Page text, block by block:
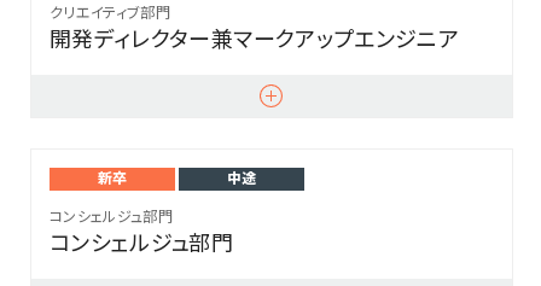
クリエイティブ部門
開発ディレクター兼マークアップエンジニア
新卒
中途
コンシェルジュ部門
コンシェルジュ部門